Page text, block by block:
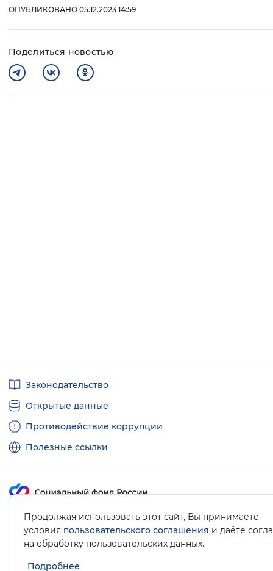
ОПУБЛИКОВАНО 05.12.2023 14:59
Поделиться новостью
Продолжая использовать этот сайт, Вы принимаете
условия пользовательского соглашения и даёте
на обработку пользовательских данных.
Подробнее
ссылкиЗаконодательство
Открытые данные
Противодействие коррупции
Полезные ссылки
Карта сайта